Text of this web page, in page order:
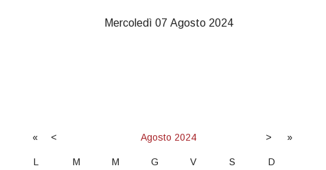
Mercoledì 07 Agosto 2024
« < Agosto 2024 > »
L M M G V S D